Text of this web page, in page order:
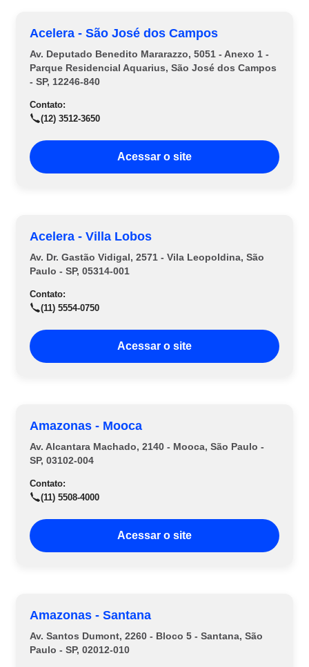
Acelera - São José dos Campos
Av. Deputado Benedito Mararazzo, 5051 - Anexo 1 -
Parque Residencial Aquarius, São José dos Campos
- SP, 12246-840
Contato:
(12) 3512-3650
Acessar o site
Acelera - Villa Lobos
Av. Dr. Gastão Vidigal, 2571 - Vila Leopoldina, São
Paulo - SP, 05314-001
Contato:
(11) 5554-0750
Acessar o site
Amazonas - Mooca
Av. Alcantara Machado, 2140 - Mooca, São Paulo -
SP, 03102-004
Contato:
(11) 5508-4000
Acessar o site
Amazonas - Santana
Av. Santos Dumont, 2260 - Bloco 5 - Santana, São
Paulo - SP, 02012-010